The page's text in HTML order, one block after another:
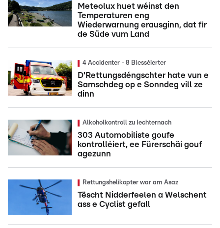
Meteolux huet wéinst den
Temperaturen eng
Wiederwarnung erausginn, dat fir
de Süde vum Land
4 Accidenter - 8 Blesséierter
D'Rettungsdéngschter hate vun e
Samschdeg op e Sonndeg vill ze
dinn
Alkoholkontroll zu Iechternach
303 Automobiliste goufe
kontrolléiert, ee Fürerschäi gouf
agezunn
Rettungshelikopter war am Asaz
Tëscht Nidderfeelen a Welschent
ass e Cyclist gefall